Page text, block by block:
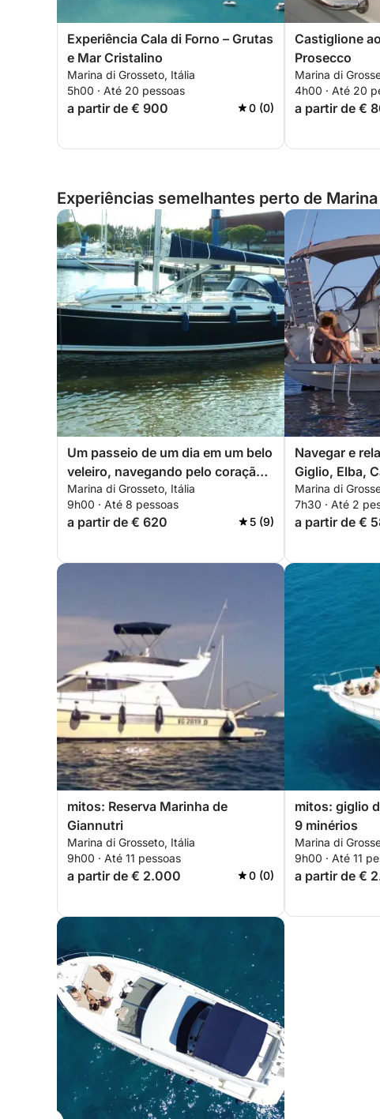
Experiência Cala di Forno – Grutas
e Mar Cristalino
Marina di Grosseto, Itália
5h00 · Até 20 pessoas
a partir de € 900 0 (0)
Castiglione
Prosecco
Marina di
4h00 · Até 20
a partir de €
Experiências semelhantes perto de
Um passeio de um dia em um belo
veleiro, navegando pelo coração
do arquipélago toscano.
Marina di Grosseto, Itália
9h00 · Até 8 pessoas
a partir de € 620 5 (9)
Navegar e
Giglio, Elba,
Formiche.
Marina di
7h30 · Até 2
a partir de €
mitos: Reserva Marinha de
Giannutri
Marina di Grosseto, Itália
9h00 · Até 11 pessoas
a partir de € 2.000 0 (0)
mitos: giglio
9 minérios
Marina di
9h00 · Até 11
a partir de €